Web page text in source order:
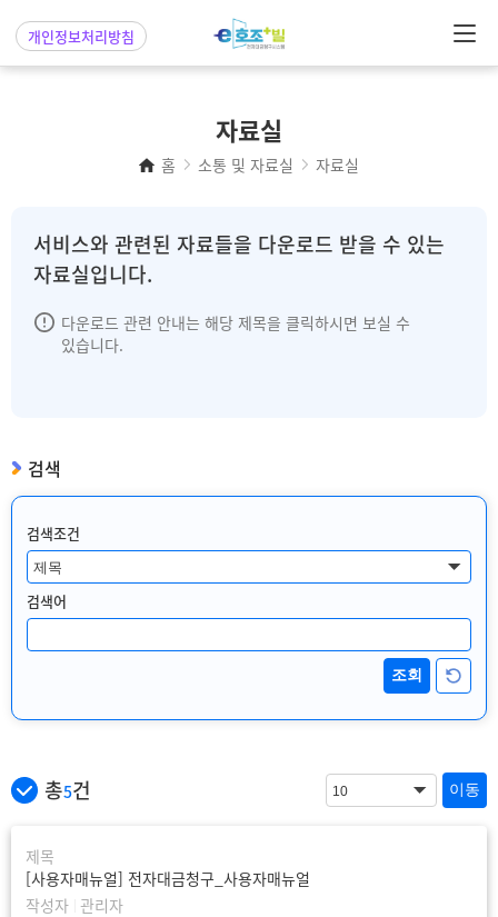
개인정보처리방침
자료실
홈 소통 및 자료실 자료실
서비스와 관련된 자료들을 다운로드 받을 수 있는
자료실입니다.
다운로드 관련 안내는 해당 제목을 클릭하시면 보실 수
있습니다.
검색
검색조건
검색어
총5건
[사용자매뉴얼] 전자대금청구_사용자매뉴얼
관리자